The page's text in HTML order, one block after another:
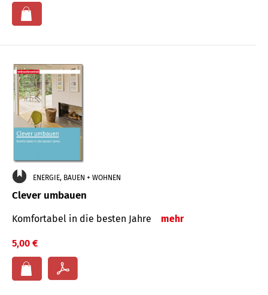
ENERGIE, BAUEN + WOHNEN
Clever umbauen
Komfortabel in die besten Jahre mehr
5,00 €